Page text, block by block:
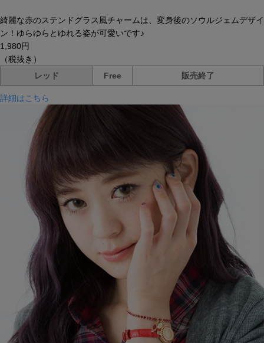
綺麗な赤のステンドグラス風チャームは、変身後のソウルジェムデザイ
ン！ゆらゆらとゆれる姿が可愛いです♪
1,980円
（税抜き）
レッド
Free 販売終了
詳細はこちら